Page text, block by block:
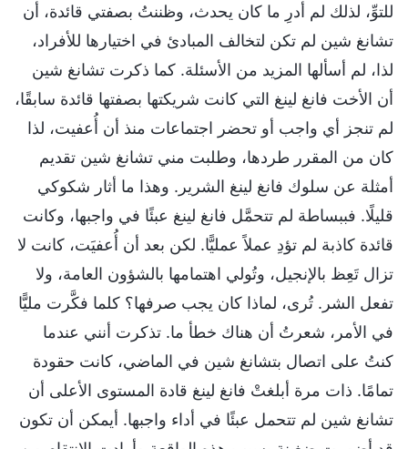
للتوِّ، لذلك لم أدرِ ما كان يحدث، وظننتُ بصفتي قائدة، أن
تشانغ شين لم تكن لتخالف المبادئ في اختيارها للأفراد،
لذا، لم أسألها المزيد من الأسئلة. كما ذكرت تشانغ شين
أن الأخت فانغ لينغ التي كانت شريكتها بصفتها قائدة سابقًا،
لم تنجز أي واجب أو تحضر اجتماعات منذ أن أُعفيت، لذا
كان من المقرر طردها، وطلبت مني تشانغ شين تقديم
أمثلة عن سلوك فانغ لينغ الشرير. وهذا ما أثار شكوكي
قليلًا. فببساطة لم تتحمَّل فانغ لينغ عبئًا في واجبها، وكانت
قائدة كاذبة لم تؤدِ عملاً عمليًّا. لكن بعد أن أُعفيَت، كانت لا
تزال تَعِظ بالإنجيل، وتُولي اهتمامها بالشؤون العامة، ولا
تفعل الشر. تُرى، لماذا كان يجب صرفها؟ كلما فكَّرت مليًّا
في الأمر، شعرتُ أن هناك خطأ ما. تذكرت أنني عندما
كنتُ على اتصال بتشانغ شين في الماضي، كانت حقودة
تمامًا. ذات مرة أبلغتْ فانغ لينغ قادة المستوى الأعلى أن
تشانغ شين لم تتحمل عبئًا في أداء واجبها. أيمكن أن تكون